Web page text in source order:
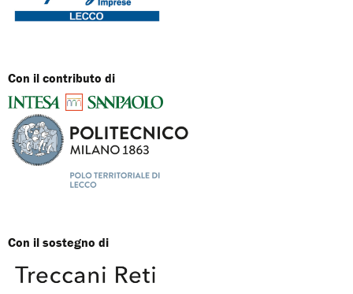
Con il contributo di
Con il sostegno di